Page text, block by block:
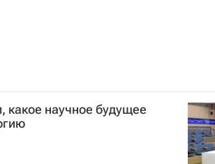
какое научное будущее